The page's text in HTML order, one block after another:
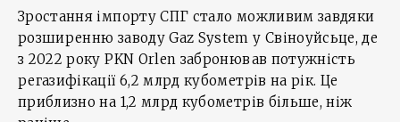
Зростання імпорту СПГ стало можливим завдяки
розширенню заводу Gaz System у Свіноуйсьце, де
з 2022 року PKN Orlen забронював потужність
регазифікації 6,2 млрд кубометрів на рік. Це
приблизно на 1,2 млрд кубометрів більше, ніж